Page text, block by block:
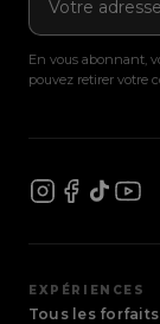
En vous abonnant,
pouvez retirer votre
EXPÉRIENCES
Tous les forfaits